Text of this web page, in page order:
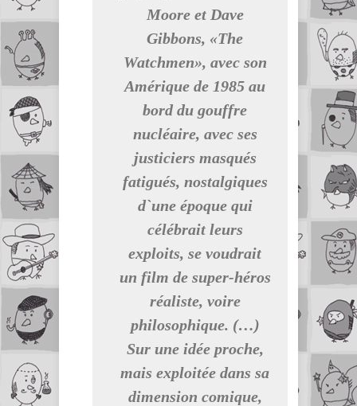
Moore et Dave
Gibbons, «The
Watchmen», avec son
Amérique de 1985 au
bord du gouffre
nucléaire, avec ses
justiciers masqués
fatigués, nostalgiques
d`une époque qui
célébrait leurs
exploits, se voudrait
un film de super-héros
réaliste, voire
philosophique. (…)
Sur une idée proche,
mais exploitée dans sa
dimension comique,